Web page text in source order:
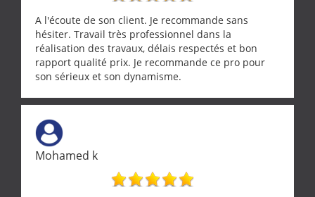
A l'écoute de son client. Je recommande sans
hésiter. Travail très professionnel dans la
réalisation des travaux, délais respectés et bon
rapport qualité prix. Je recommande ce pro pour
son sérieux et son dynamisme.
Mohamed k